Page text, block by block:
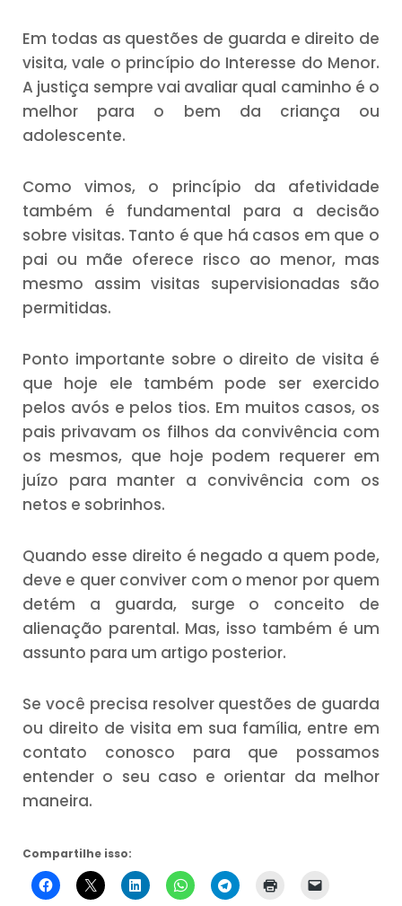
Em todas as questões de guarda e direito de
visita, vale o princípio do Interesse do Menor.
A justiça sempre vai avaliar qual caminho é o
melhor para o bem da criança ou
adolescente.
Como vimos, o princípio da afetividade
também é fundamental para a decisão
sobre visitas. Tanto é que há casos em que o
pai ou mãe oferece risco ao menor, mas
mesmo assim visitas supervisionadas são
permitidas.
Ponto importante sobre o direito de visita é
que hoje ele também pode ser exercido
pelos avós e pelos tios. Em muitos casos, os
pais privavam os filhos da convivência com
os mesmos, que hoje podem requerer em
juízo para manter a convivência com os
netos e sobrinhos.
Quando esse direito é negado a quem pode,
deve e quer conviver com o menor por quem
detém a guarda, surge o conceito de
alienação parental. Mas, isso também é um
assunto para um artigo posterior.
Se você precisa resolver questões de guarda
ou direito de visita em sua família, entre em
contato conosco para que possamos
entender o seu caso e orientar da melhor
maneira.
Compartilhe isso: